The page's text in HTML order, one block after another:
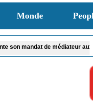
Monde
de médiateur aux autorités de